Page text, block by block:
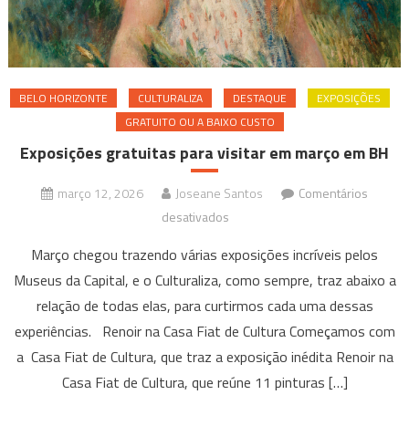
BELO HORIZONTE CULTURALIZA DESTAQUE
EXPOSIÇÕES
GRATUITO OU A BAIXO CUSTO
Exposições gratuitas para visitar em março em BH
março 12, 2026 Joseane Santos
Comentários
desativados
gratuitas
para
visitar
em
março
em
Março chegou trazendo várias exposições incríveis pelos
Museus da Capital, e o Culturaliza, como sempre, traz abaixo a
relação de todas elas, para curtirmos cada uma dessas
experiências. Renoir na Casa Fiat de Cultura Começamos com
a Casa Fiat de Cultura, que traz a exposição inédita Renoir na
Casa Fiat de Cultura, que reúne 11 pinturas […]